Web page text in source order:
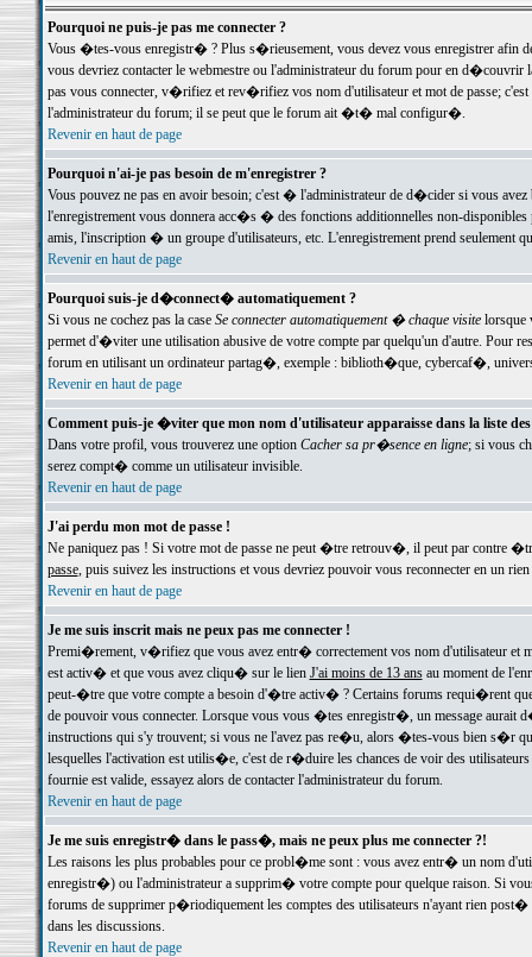
Pourquoi ne puis-je pas me connecter ?
Vous �tes-vous enregistr� ? Plus s�rieusement, vous devez vous enregistrer
vous devriez contacter le webmestre ou l'administrateur du forum pour en
pas vous connecter, v�rifiez et rev�rifiez vos nom d'utilisateur et mot de passe;
l'administrateur du forum; il se peut que le forum ait �t� mal configur�.
Revenir en haut de page
Pourquoi n'ai-je pas besoin de m'enregistrer ?
Vous pouvez ne pas en avoir besoin; c'est � l'administrateur de d�cider si vous
l'enregistrement vous donnera acc�s � des fonctions additionnelles non-
amis, l'inscription � un groupe d'utilisateurs, etc. L'enregistrement prend seulement
Revenir en haut de page
Pourquoi suis-je d�connect� automatiquement ?
Si vous ne cochez pas la case Se connecter automatiquement � chaque visitelorsque
permet d'�viter une utilisation abusive de votre compte par quelqu'un d'autre. Pour
forum en utilisant un ordinateur partag�, exemple : biblioth�que, cybercaf�,
Revenir en haut de page
Comment puis-je �viter que mon nom d'utilisateur apparaisse dans la liste
Dans votre profil, vous trouverez une option Cacher sa pr�sence en ligne; si vous
serez compt� comme un utilisateur invisible.
Revenir en haut de page
J'ai perdu mon mot de passe !
Ne paniquez pas ! Si votre mot de passe ne peut �tre retrouv�, il peut par contre
passe, puis suivez les instructions et vous devriez pouvoir vous reconnecter en un rien
Revenir en haut de page
Je me suis inscrit mais ne peux pas me connecter !
Premi�rement, v�rifiez que vous avez entr� correctement vos nom d'utilisateur
est activ� et que vous avez cliqu� sur le lien J'ai moins de 13 ansau moment de
peut-�tre que votre compte a besoin d'�tre activ� ? Certains forums requi�rent
de pouvoir vous connecter. Lorsque vous vous �tes enregistr�, un message aurait
instructions qui s'y trouvent; si vous ne l'avez pas re�u, alors �tes-vous bien s�r
lesquelles l'activation est utilis�e, c'est de r�duire les chances de voir des
fournie est valide, essayez alors de contacter l'administrateur du forum.
Revenir en haut de page
Je me suis enregistr� dans le pass�, mais ne peux plus me connecter ?!
Les raisons les plus probables pour ce probl�me sont : vous avez entr� un nom
enregistr�) ou l'administrateur a supprim� votre compte pour quelque raison. Si
forums de supprimer p�riodiquement les comptes des utilisateurs n'ayant rien
dans les discussions.
Revenir en haut de page